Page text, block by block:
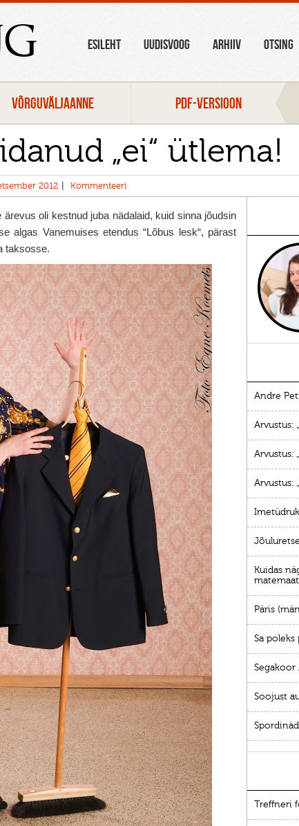
ESILEHT UUDISVOOG ARHIIV OTSING
VÕRGUVÄLJAANNE PDF-VERSIOON
„ei“ ütlema!
2012 Kommenteeri
oli kestnud juba nädalaid, kuid sinna jõudsin
algas Vanemuises etendus “Lõbus lesk“, pärast
taksosse.
Andre
Arvustus:
Arvustus:
Arvustus:
Kuidas
Päris
Sa poleks
Segakoor
Soojust
Treffneri